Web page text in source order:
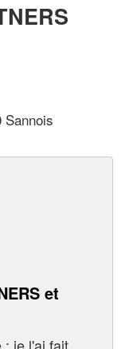
Sannois
et
: je l'ai fait